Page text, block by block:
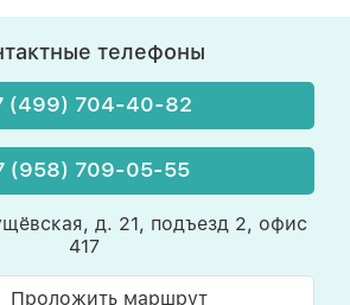
телефоны
(499) 704-40-82
(958) 709-05-55
д. 21, подъезд 2, офис
417
Проложить маршрут